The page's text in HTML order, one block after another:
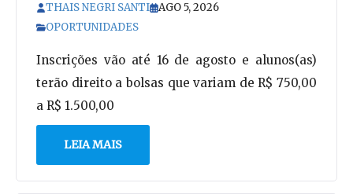
THAIS NEGRI SANTI
AGO 5, 2026
OPORTUNIDADES
Inscrições vão até 16 de agosto e alunos(as)
terão direito a bolsas que variam de R$ 750,00
a R$ 1.500,00
LEIA MAIS